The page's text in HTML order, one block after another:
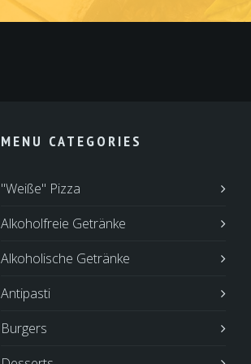
MENU CATEGORIES
"Weiße" Pizza
Alkoholfreie Getränke
Alkoholische Getränke
Antipasti
Burgers